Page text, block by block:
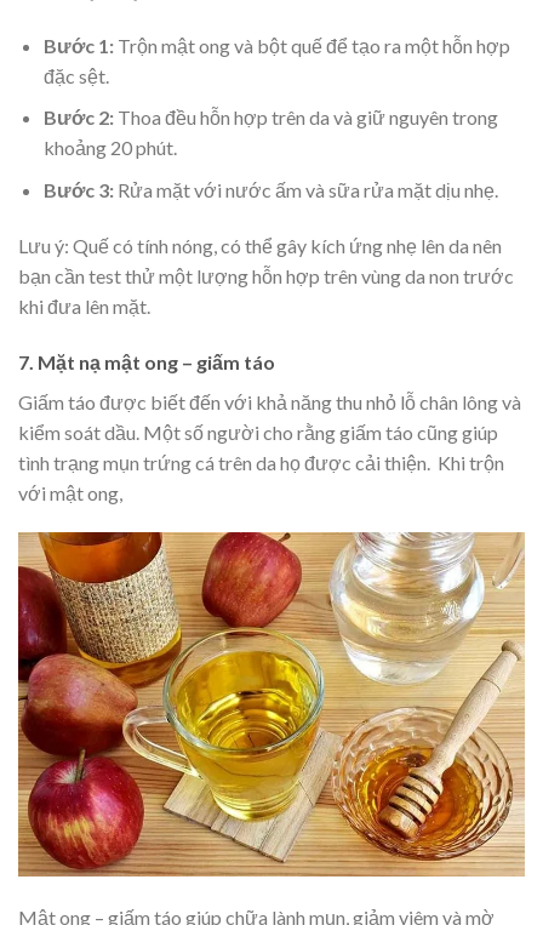
Bước 1:Trộn mật ong và bột quế để tạo ra một hỗn hợp
đặc sệt.
Bước 2:Thoa đều hỗn hợp trên da và giữ nguyên trong
khoảng 20 phút.
Bước 3:Rửa mặt với nước ấm và sữa rửa mặt dịu nhẹ.
Lưu ý: Quế có tính nóng, có thể gây kích ứng nhẹ lên da nên
bạn cần test thử một lượng hỗn hợp trên vùng da non trước
khi đưa lên mặt.
7. Mặt nạ mật ong – giấm táo
Giấm táo được biết đến với khả năng thu nhỏ lỗ chân lông và
kiểm soát dầu. Một số người cho rằng giấm táo cũng giúp
tình trạng mụn trứng cá trên da họ được cải thiện. Khi trộn
với mật ong,
Mật ong – giấm táo giúp chữa lành mụn, giảm viêm và mờ